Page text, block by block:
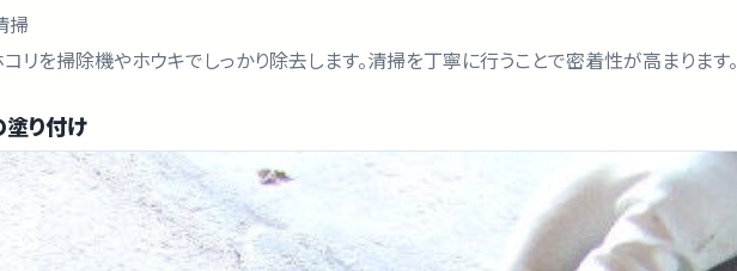
掃
リを掃除機やホウキでしっかり除去します。清掃を丁寧に行うことで密着性が高まります。
り付け